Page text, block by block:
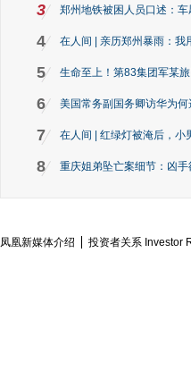
3 郑州地铁被困人员口述：
4 在人间 | 亲历郑州暴雨：我
5 生命至上！第83集团军某
6 美国常务副国务卿访华为
7 在人间 | 红绿灯被淹后，小
8 重庆姐弟坠亡案细节：凶
凤凰新媒体介绍 投资者关系 Investor